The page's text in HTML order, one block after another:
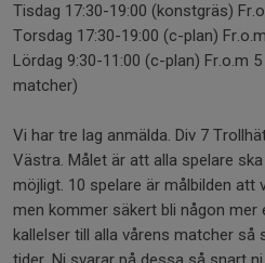
Tisdag 17:30-19:00 (konstgräs)
Torsdag 17:30-19:00 (c-plan)
Lördag 9:30-11:00 (c-plan) Fr.o.m
matcher)
Vi har tre lag anmälda. Div 7
Västra. Målet är att alla spelare
möjligt. 10 spelare är målbilden att
men kommer säkert bli någon mer
kallelser till alla vårens matcher så